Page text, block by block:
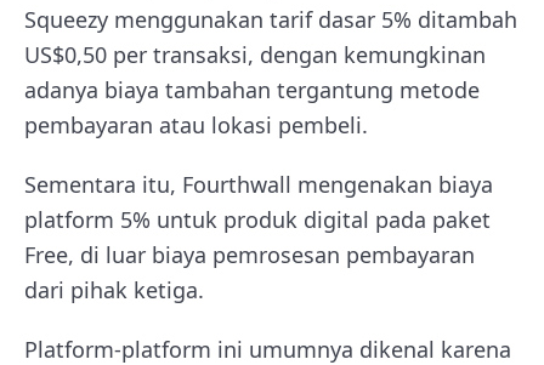
Squeezy menggunakan tarif dasar 5% ditambah
US$0,50 per transaksi, dengan kemungkinan
adanya biaya tambahan tergantung metode
pembayaran atau lokasi pembeli.
Sementara itu, Fourthwall mengenakan biaya
platform 5% untuk produk digital pada paket
Free, di luar biaya pemrosesan pembayaran
dari pihak ketiga.
Platform-platform ini umumnya dikenal karena